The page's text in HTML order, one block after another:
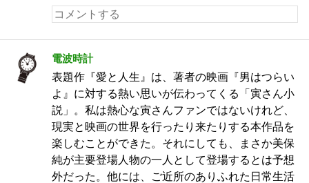
電波時計
表題作『愛と人生』は、著者の映画『男はつらい
よ』に対する熱い思いが伝わってくる「寅さん小
説」。私は熱心な寅さんファンではないけれど、
現実と映画の世界を行ったり来たりする本作品を
楽しむことができた。それにしても、まさか美保
純が主要登場人物の一人として登場するとは予想
外だった。他には、ご近所のありふれた日常生活